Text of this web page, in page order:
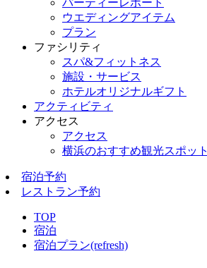
ウエディングアイテム
プラン
ファシリティ
スパ&フィットネス
施設・サービス
ホテルオリジナルギフト
アクティビティ
アクセス
アクセス
横浜のおすすめ観光スポット
宿泊予約
レストラン予約
TOP
宿泊
宿泊プラン(refresh)